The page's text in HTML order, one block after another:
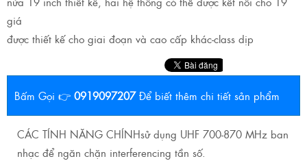
giá
được thiết kế cho giai đoạn và cao cấp khác-class dịp
Bấm Gọi 👉 0919097207 Để biết thêm chi tiết sản phẩm
CÁC TÍNH NĂNG CHÍNHsử dụng UHF 700-870 MHz ban
nhạc để ngăn chặn interferencing tần số.